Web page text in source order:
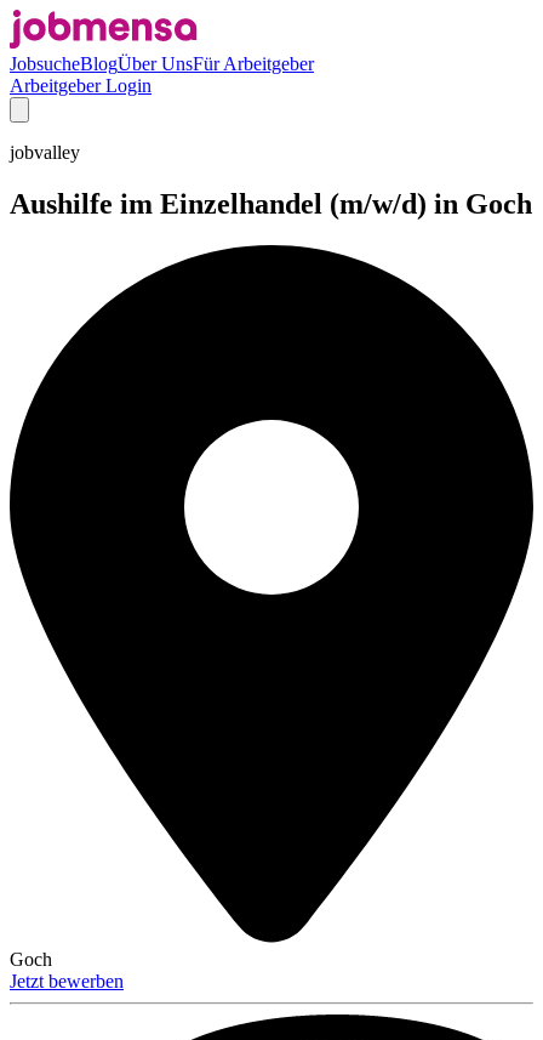
JobsucheBlogÜber UnsFür Arbeitgeber
Arbeitgeber Login
jobvalley
Aushilfe im Einzelhandel (m/w/d) in Goch
Goch
Jetzt bewerben